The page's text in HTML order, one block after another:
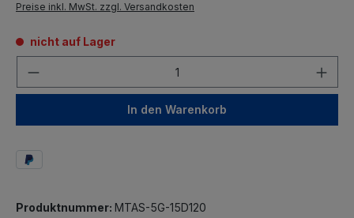
Preise inkl. MwSt. zzgl. Versandkosten
nicht auf Lager
In den Warenkorb
Produktnummer: MTAS-5G-15D120